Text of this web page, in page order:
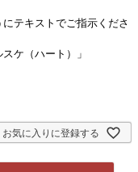
テキストでご指示くださ
ケ（ハート）」
お気に入りに登録する